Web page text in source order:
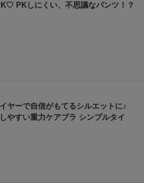
PKしにくい、不思議なパンツ！？
ヤーで自信がもてるシルエットに♪
やすい重力ケアブラ シンプルタイ